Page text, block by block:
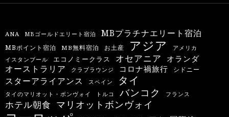
ANA MBゴールドエリート宿泊 MBプラチナエリート宿泊
MBポイント宿泊 MB無料宿泊 お土産 アジア アメリカ
イスタンブール エコノミークラス オセアニア オランダ
オーストラリア クラブラウンジ コロナ禍旅行 シドニー
スターアライアンス スペイン タイ
タイのマリオット・ボンヴォイ トルコ バンコク フランス
ホテル朝食 マリオットボンヴォイ